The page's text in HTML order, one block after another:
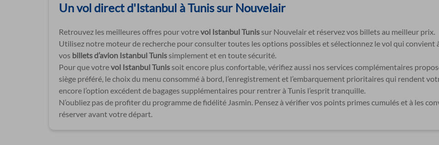
Un vol direct d'Istanbul à Tunis sur Nouvelair
Retrouvez les meilleures offres pour votrevol Istanbul Tunis sur Nouvelair et réservez vos billets au meilleur prix.
Utilisez notre moteur de recherche pour consulter toutes les options possibles et sélectionnez le vol qui convient
vos billets d’avion Istanbul Tunis simplement et en toute sécurité.
Pour que votrevol Istanbul Tunis soit encore plus confortable, vérifiez aussi nos services complémentaires
siège préféré, le choix du menu consommé à bord, l’enregistrement et l’embarquement prioritaires qui rendent
encore l’option excédent de bagages supplémentaires pour rentrer à Tunis l’esprit tranquille.
N’oubliez pas de profiter du programme de fidélité Jasmin. Pensez à vérifier vos points primes cumulés et à les
réserver avant votre départ.